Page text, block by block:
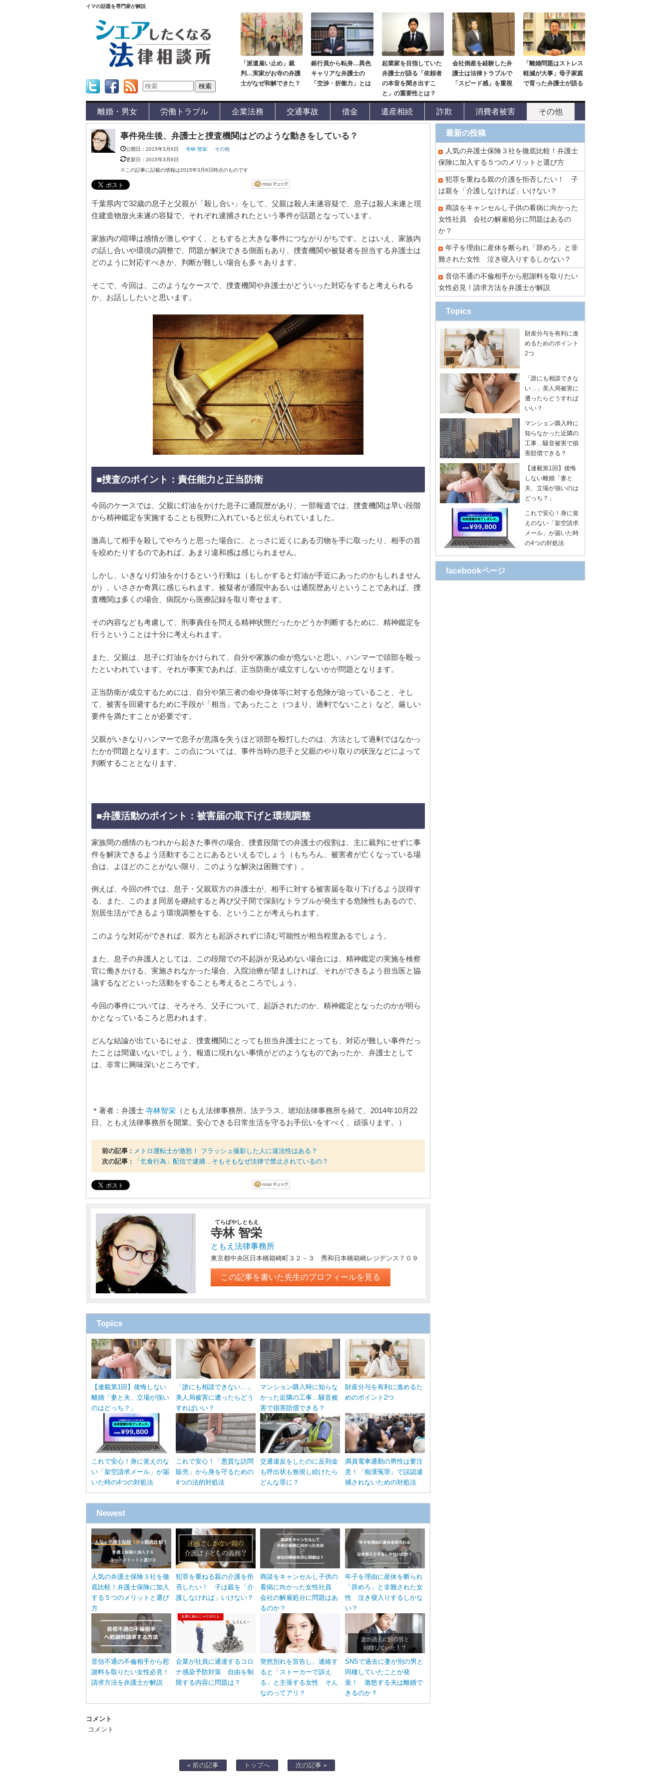
イマの話題を専門家が解説
「派遣雇い止め」裁
判…実家がお寺の弁護
士がなぜ和解できた？
銀行員から転身…異色
キャリアな弁護士の
「交渉・折衝力」とは
起業家を目指していた
弁護士が語る「依頼者
の本音を聞き出すこ
と」の重要性とは？
会社倒産を経験した弁
護士は法律トラブルで
「スピード感」を重視
「離婚問題はストレス
軽減が大事」母子家庭
で育った弁護士が語る
離婚・男女 労働トラブル 企業法務 交通事故 借金 遺産相続 詐欺 消費者被害 その他
事件発生後、弁護士と捜査機関はどのような動きをしている？
公開日：2015年3月6日 寺林 智栄
その他
更新日：2015年3月6日
※この記事に記載の情報は2015年3月6日時点のものです
千葉県内で32歳の息子と父親が「殺し合い」をして、父親は殺人未遂容疑で、息子は殺人未遂と現
住建造物放火未遂の容疑で、それぞれ逮捕されたという事件が話題となっています。
家族内の喧嘩は感情が激しやすく、ともすると大きな事件につながりがちです。とはいえ、家族内
の話し合いや環境の調整で、問題が解決できる側面もあり、捜査機関や被疑者を担当する弁護士は
どのように対応すべきか、判断が難しい場合も多々あります。
そこで、今回は、このようなケースで、捜査機関や弁護士がどういった対応をすると考えられる
か、お話ししたいと思います。
■捜査のポイント：責任能力と正当防衛
今回のケースでは、父親に灯油をかけた息子に通院歴があり、一部報道では、捜査機関は早い段階
から精神鑑定を実施することも視野に入れていると伝えられていました。
激高して相手を殺してやろうと思った場合に、とっさに近くにある刃物を手に取ったり、相手の首
を絞めたりするのであれば、あまり違和感は感じられません。
しかし、いきなり灯油をかけるという行動は（もしかすると灯油が手近にあったのかもしれません
が）、いささか奇異に感じられます。被疑者が通院中あるいは通院歴ありということであれば、捜
査機関は多くの場合、病院から医療記録を取り寄せます。
その内容なども考慮して、刑事責任を問える精神状態だったかどうか判断するために、精神鑑定を
行うということは十分に考えられます。
また、父親は、息子に灯油をかけられて、自分や家族の命が危ないと思い、ハンマーで頭部を殴っ
たといわれています。それが事実であれば、正当防衛が成立すしないかが問題となります。
正当防衛が成立するためには、自分や第三者の命や身体等に対する危険が迫っていること、そし
て、被害を回避するために手段が「相当」であったこと（つまり、過剰でないこと）など、厳しい
要件を満たすことが必要です。
父親がいきなりハンマーで息子が意識を失うほど頭部を殴打したのは、方法として過剰ではなかっ
たかが問題となります。この点については、事件当時の息子と父親のやり取りの状況などによって
判断することとなります。
■弁護活動のポイント：被害届の取下げと環境調整
家族間の感情のもつれから起きた事件の場合、捜査段階での弁護士の役割は、主に裁判にせずに事
件を解決できるよう活動することにあるといえるでしょう（もちろん、被害者が亡くなっている場
合は、よほどのことがない限り、このような解決は困難です）。
例えば、今回の件では、息子・父親双方の弁護士が、相手に対する被害届を取り下げるよう説得す
る、また、このまま同居を継続すると再び父子間で深刻なトラブルが発生する危険性もあるので、
別居生活ができるよう環境調整をする、ということが考えられます。
このような対応ができれば、双方とも起訴されずに済む可能性が相当程度あるでしょう。
また、息子の弁護人としては、この段階での不起訴が見込めない場合には、精神鑑定の実施を検察
官に働きかける、実施されなかった場合、入院治療が望ましければ、それができるよう担当医と協
議するなどといった活動をすることも考えるところでしょう。
今回の事件については、そろそろ、父子について、起訴されたのか、精神鑑定となったのかが明ら
かとなっているころと思われます。
どんな結論が出ているにせよ、捜査機関にとっても担当弁護士にとっても、対応が難しい事件だっ
たことは間違いないでしょう。報道に現れない事情がどのようなものであったか、弁護士として
は、非常に興味深いところです。
＊著者：弁護士 寺林智栄 （ともえ法律事務所。法テラス、琥珀法律事務所を経て、2014年10月22
日、ともえ法律事務所を開業。安心できる日常生活を守るお手伝いをすべく、頑張ります。）
前の記事 : メトロ運転士が激怒！ フラッシュ撮影した人に違法性はある？
次の記事 :
「乞食行為」配信で逮捕…そもそもなぜ法律で禁止されているの？
寺林 智栄
てらばやしともえ
ともえ法律事務所
東京都中央区日本橋箱崎町３２－３ 秀和日本橋箱崎レジデンス７０９
この記事を書いた先生のプロフィールを見る
Topics
【連載第1回】後悔しない
離婚「妻と夫、立場が強い
のはどっち？」
「誰にも相談できない…」
美人局被害に遭ったらどう
すればいい？
マンション購入時に知らな
かった近隣の工事…騒音被
害で損害賠償できる？
財産分与を有利に進めるた
めのポイント2つ
これで安心！身に覚えのな
い「架空請求メール」が届
いた時の4つの対処法
これで安心！「悪質な訪問
販売」から身を守るための
4つの法的対処法
交通違反をしたのに反則金
も呼出状も無視し続けたら
どんな罪に？
満員電車通勤の男性は要注
意！「痴漢冤罪」で誤認逮
捕されないための対処法
Newest
人気の弁護士保険３社を徹
底比較！弁護士保険に加入
する５つのメリットと選び
方
犯罪を重ねる親の介護を拒
否したい！ 子は親を「介
護しなければ」いけない？
商談をキャンセルし子供の
看病に向かった女性社員
会社の解雇処分に問題はあ
るのか？
年子を理由に産休を断られ
「辞めろ」と非難された女
性 泣き寝入りするしかな
い？
音信不通の不倫相手から慰
謝料を取りたい女性必見！
請求方法を弁護士が解説
企業が社員に通達するコロ
ナ感染予防対策 自由を制
限する内容に問題は？
突然別れを宣告し、連絡す
ると「ストーカーで訴え
る」と主張する女性 そん
なのってアリ？
SNSで過去に妻が別の男と
同棲していたことが発
覚！ 激怒する夫は離婚で
きるのか？
コメント
コメント
« 前の記事 トップへ 次の記事 »
最新の投稿
人気の弁護士保険３社を徹底比較！弁護士
保険に加入する５つのメリットと選び方
犯罪を重ねる親の介護を拒否したい！ 子
は親を「介護しなければ」いけない？
商談をキャンセルし子供の看病に向かった
女性社員 会社の解雇処分に問題はあるの
か？
年子を理由に産休を断られ「辞めろ」と非
難された女性 泣き寝入りするしかない？
音信不通の不倫相手から慰謝料を取りたい
女性必見！請求方法を弁護士が解説
Topics
財産分与を有利に進
めるためのポイント
2つ
「誰にも相談できな
い…」美人局被害に
遭ったらどうすれば
いい？
マンション購入時に
知らなかった近隣の
工事…騒音被害で損
害賠償できる？
【連載第1回】後悔
しない離婚「妻と
夫、立場が強いのは
どっち？」
これで安心！身に覚
えのない「架空請求
メール」が届いた時
の4つの対処法
facebookページ